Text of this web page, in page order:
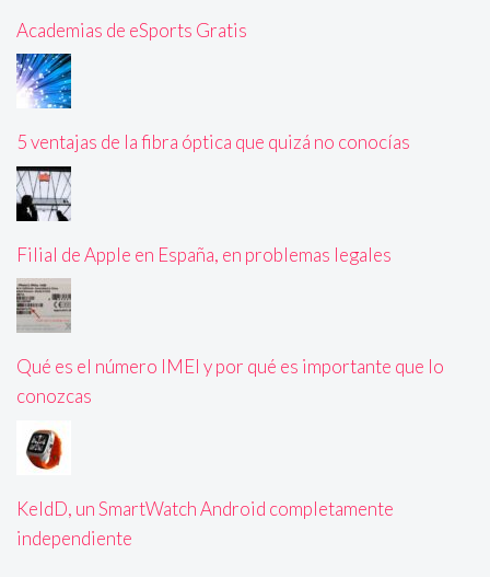
Academias de eSports Gratis
5 ventajas de la fibra óptica que quizá no conocías
Filial de Apple en España, en problemas legales
Qué es el número IMEI y por qué es importante que lo
conozcas
KeldD, un SmartWatch Android completamente
independiente